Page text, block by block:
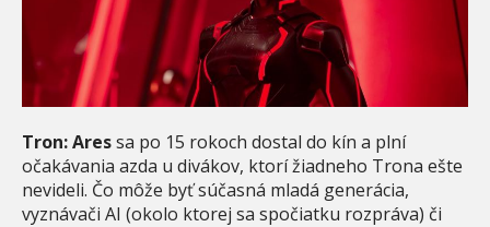
Tron: Aressa po 15 rokoch dostal do kín a plní
očakávania azda u divákov, ktorí žiadneho Trona ešte
nevideli. Čo môže byť súčasná mladá generácia,
vyznávači AI (okolo ktorej sa spočiatku rozpráva) či